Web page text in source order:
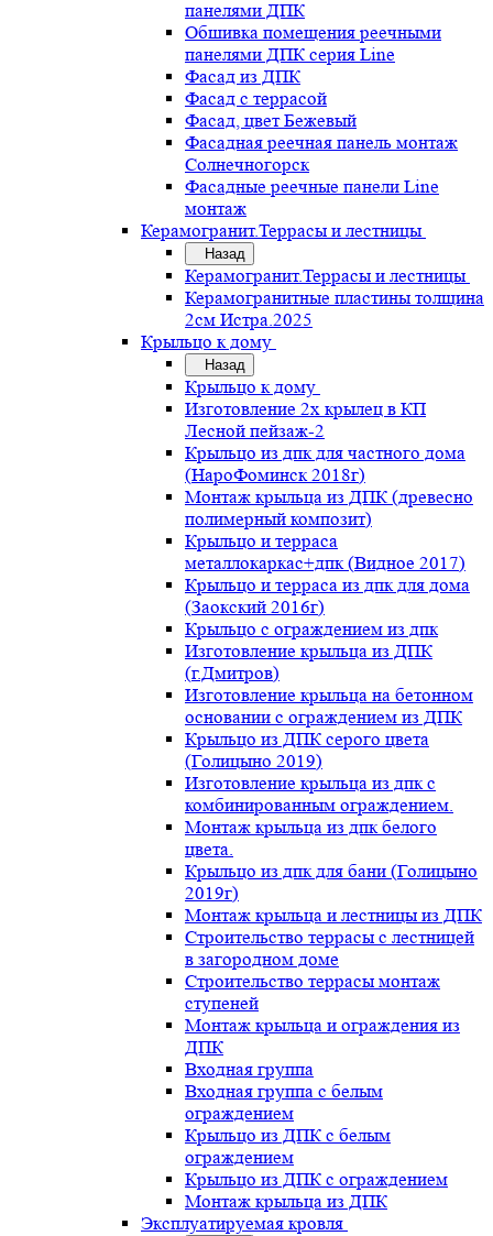
панелями ДПК
Обшивка помещения реечными
панелями ДПК серия Line
Фасад из ДПК
Фасад с террасой
Фасад, цвет Бежевый
Фасадная реечная панель монтаж
Солнечногорск
Фасадные реечные панели Line
монтаж
Керамогранит.Террасы и лестницы
Назад
Керамогранит.Террасы и лестницы
Керамогранитные пластины толщина
2см Истра.2025
Крыльцо к дому
Назад
Крыльцо к дому
Изготовление 2х крылец в КП
Лесной пейзаж-2
Крыльцо из дпк для частного дома
(НароФоминск 2018г)
Монтаж крыльца из ДПК (древесно
полимерный композит)
Крыльцо и терраса
металлокаркас+дпк (Видное 2017)
Крыльцо и терраса из дпк для дома
(Заокский 2016г)
Крыльцо с ограждением из дпк
Изготовление крыльца из ДПК
(г.Дмитров)
Изготовление крыльца на бетонном
основании с ограждением из ДПК
Крыльцо из ДПК серого цвета
(Голицыно 2019)
Изготовление крыльца из дпк с
комбинированным ограждением.
Монтаж крыльца из дпк белого
цвета.
Крыльцо из дпк для бани (Голицыно
2019г)
Монтаж крыльца и лестницы из ДПК
Строительство террасы с лестницей
в загородном доме
Строительство террасы монтаж
ступеней
Монтаж крыльца и ограждения из
ДПК
Входная группа
Входная группа с белым
ограждением
Крыльцо из ДПК с белым
ограждением
Крыльцо из ДПК с ограждением
Монтаж крыльца из ДПК
Эксплуатируемая кровля